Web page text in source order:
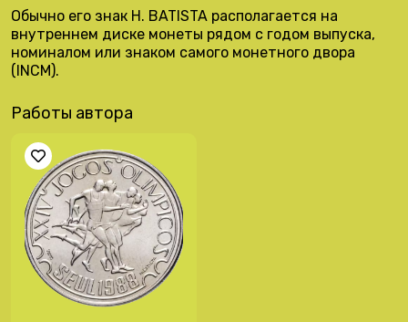
Обычно его знак H. BATISTA располагается на
внутреннем диске монеты рядом с годом выпуска,
номиналом или знаком самого монетного двора
(INCM).
Работы автора